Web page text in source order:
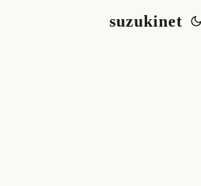
suzukinet